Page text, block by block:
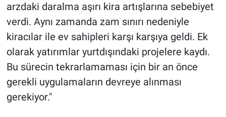
arzdaki daralma aşırı kira artışlarına sebebiyet
verdi. Aynı zamanda zam sınırı nedeniyle
kiracılar ile ev sahipleri karşı karşıya geldi. Ek
olarak yatırımlar yurtdışındaki projelere kaydı.
Bu sürecin tekrarlamaması için bir an önce
gerekli uygulamaların devreye alınması
gerekiyor."